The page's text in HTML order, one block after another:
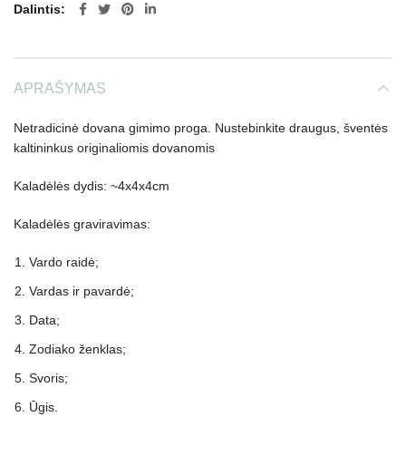
Dalintis
APRAŠYMAS
Netradicinė dovana gimimo proga. Nustebinkite draugus, šventės
kaltininkus originaliomis dovanomis
Kaladėlės dydis: ~4x4x4cm
Kaladėlės graviravimas:
Vardo raidė;
Vardas ir pavardė;
Data;
Zodiako ženklas;
Svoris;
Ūgis.